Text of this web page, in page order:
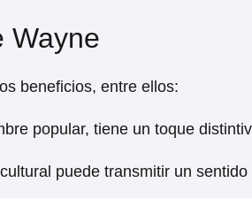
Wayne
beneficios, entre ellos:
popular, tiene un toque
puede transmitir un